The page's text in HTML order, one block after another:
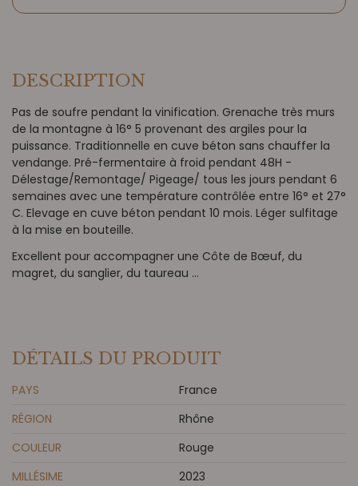
DESCRIPTION
Pas de soufre pendant la vinification. Grenache très murs
de la montagne à 16° 5 provenant des argiles pour la
puissance. Traditionnelle en cuve béton sans chauffer la
vendange. Pré-fermentaire à froid pendant 48H -
Délestage/Remontage/ Pigeage/ tous les jours pendant 6
semaines avec une température contrôlée entre 16° et 27°
C. Elevage en cuve béton pendant 10 mois. Léger sulfitage
à la mise en bouteille.
Excellent pour accompagner une Côte de Bœuf, du
magret, du sanglier, du taureau ...
DÉTAILS DU PRODUIT
PAYS
France
RÉGION
Rhône
COULEUR
Rouge
MILLÉSIME
2023